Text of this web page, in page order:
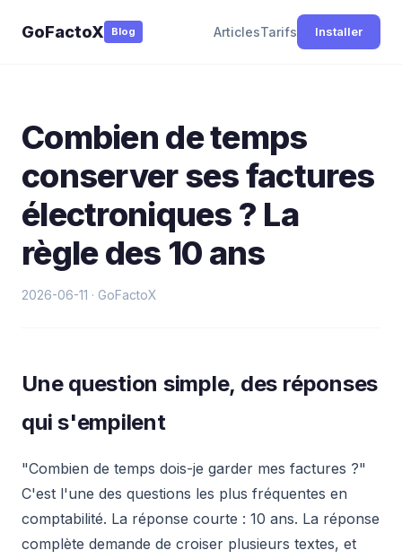
GoFactoX Blog ArticlesTarifs Installer
Combien de temps
conserver ses factures
électroniques ? La
règle des 10 ans
2026-06-11 · GoFactoX
Une question simple, des réponses
qui s'empilent
"Combien de temps dois-je garder mes factures ?"
C'est l'une des questions les plus fréquentes en
comptabilité. La réponse courte : 10 ans. La réponse
complète demande de croiser plusieurs textes, et